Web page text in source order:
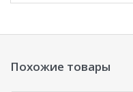
Похожие товары